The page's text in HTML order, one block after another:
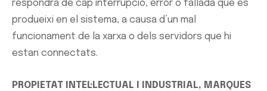
respondrà de cap interrupció, error o fallada que es
produeixi en el sistema, a causa d’un mal
funcionament de la xarxa o dels servidors que hi
estan connectats.
PROPIETAT INTEL·LECTUAL I INDUSTRIAL, MARQUES